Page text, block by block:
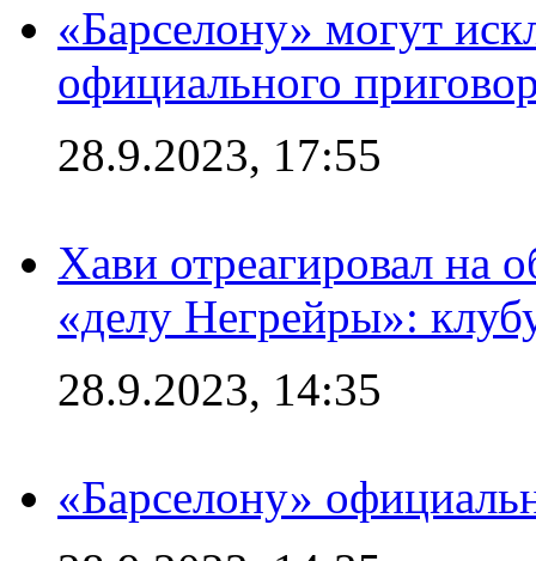
«Барселону» могут
официального
28.9.2023, 17:55
Хави отреагировал на
«делу Негрейры»:
28.9.2023, 14:35
«Барселону»